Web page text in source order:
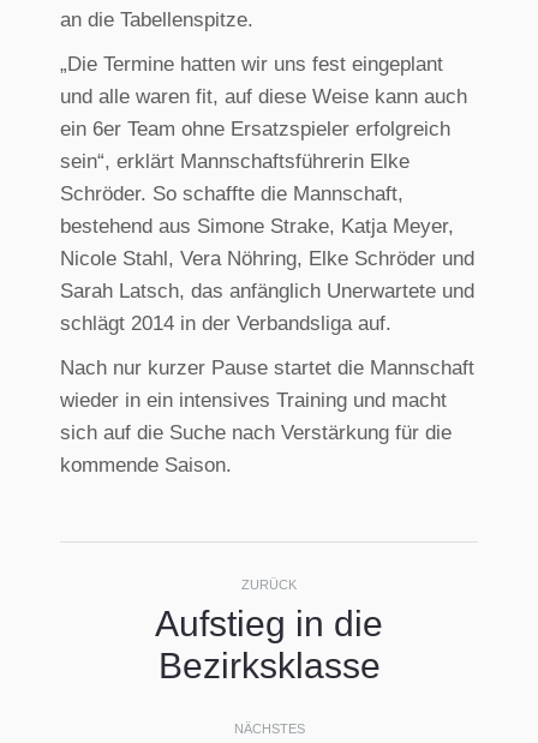
an die Tabellenspitze.
„Die Termine hatten wir uns fest eingeplant
und alle waren fit, auf diese Weise kann auch
ein 6er Team ohne Ersatzspieler erfolgreich
sein“, erklärt Mannschaftsführerin Elke
Schröder. So schaffte die Mannschaft,
bestehend aus Simone Strake, Katja Meyer,
Nicole Stahl, Vera Nöhring, Elke Schröder und
Sarah Latsch, das anfänglich Unerwartete und
schlägt 2014 in der Verbandsliga auf.
Nach nur kurzer Pause startet die Mannschaft
wieder in ein intensives Training und macht
sich auf die Suche nach Verstärkung für die
kommende Saison.
ZURÜCK
Vorheriger
Beitrag:
Aufstieg in die
Bezirksklasse
NÄCHSTES